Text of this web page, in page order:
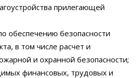
прилегающей
обеспечению безопасности
в том числе расчет и
и охранной безопасности;
финансовых, трудовых и